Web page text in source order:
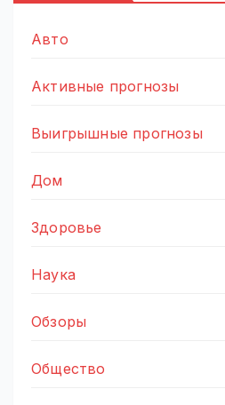
Авто
Активные прогнозы
Выигрышные прогнозы
Дом
Здоровье
Наука
Обзоры
Общество